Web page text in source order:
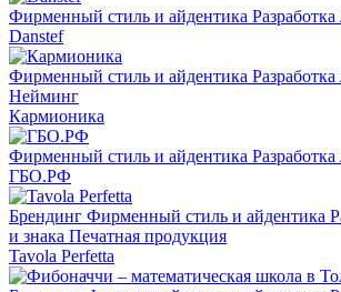
Фирменный стиль и айдентика
Danstef
Фирменный стиль и айдентика
Нейминг
Кармионика
Фирменный стиль и айдентика
ГБО.РФ
Брендинг Фирменный стиль и айдентика
и знака Печатная продукция
Tavola Perfetta